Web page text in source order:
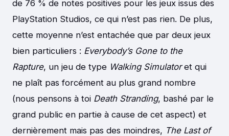
de 76 % de notes positives pour les jeux issus des
PlayStation Studios, ce qui n’est pas rien. De plus,
cette moyenne n’est entachée que par deux jeux
bien particuliers : Everybody’s Gone to the
Rapture, un jeu de type Walking Simulatoret qui
ne plaît pas forcément au plus grand nombre
(nous pensons à toi Death Stranding, bashé par le
grand public en partie à cause de cet aspect) et
dernièrement mais pas des moindres, The Last of